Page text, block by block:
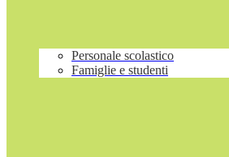
Personale scolastico
Famiglie e studenti